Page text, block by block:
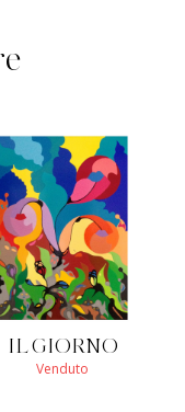
IL GIORNO
Venduto